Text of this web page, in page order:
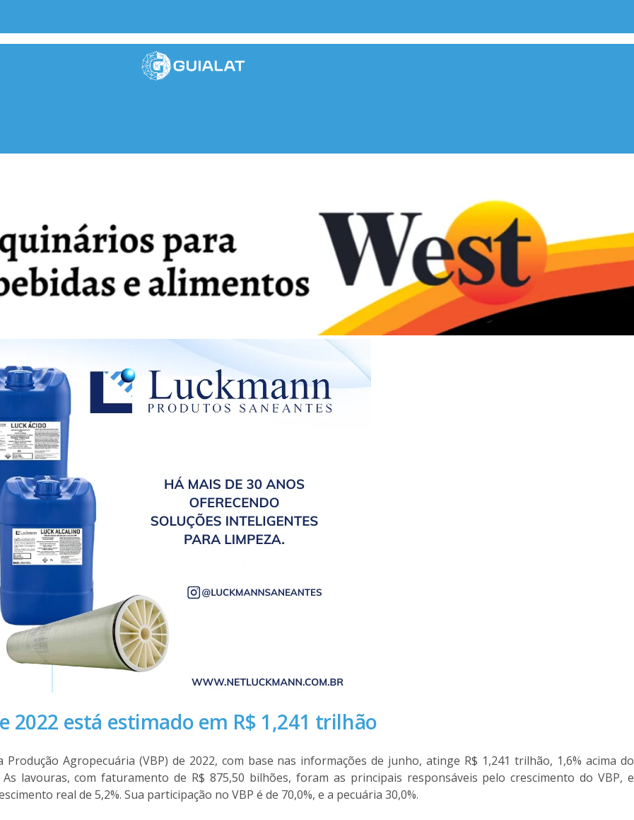
2022 está estimado em R$ 1,241 trilhão
Agropecuária (VBP) de 2022, com base nas informações de junho, atinge R$ 1,241 trilhão, 1,6% acima do
lavouras, com faturamento de R$ 875,50 bilhões, foram as principais responsáveis pelo crescimento do VBP, e
real de 5,2%. Sua participação no VBP é de 70,0%, e a pecuária 30,0%.